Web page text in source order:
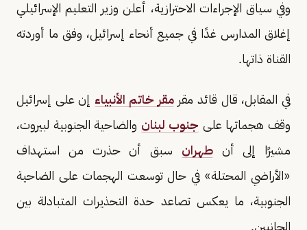
وفي سياق الإجراءات الاحترازية، أعلن وزير التعليم الإسرائيلي
إغلاق المدارس غدًا في جميع أنحاء إسرائيل، وفق ما أوردته
القناة ذاتها.
في المقابل، قال قائد مقرمقر خاتم الأنبياء إن على إسرائيل
وقف هجماتها على جنوب لبنان والضاحية الجنوبية لبيروت،
مشيرًا إلى أنطهران سبق أن حذرت من استهداف
«الأراضي المحتلة» في حال توسعت الهجمات على الضاحية
الجنوبية، ما يعكس تصاعد حدة التحذيرات المتبادلة بين
الجانبين.